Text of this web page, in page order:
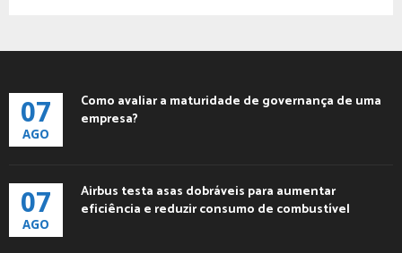
07
AGO
Como avaliar a maturidade de governança de uma
empresa?
07
AGO
Airbus testa asas dobráveis para aumentar
eficiência e reduzir consumo de combustível